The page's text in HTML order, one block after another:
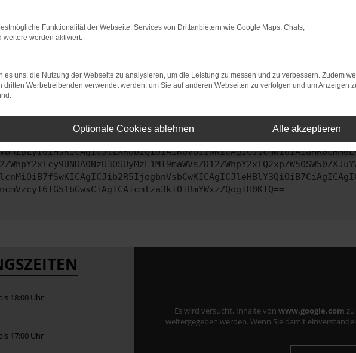
bestimmter Seiten verhindern. Funktioniert die Seite in einem anderen
beheben.
auf dem neuesten Stand sind.
kann auch dazu führen, dass bestimmte Funktionen nicht mehr unterstützt
uns bitte. Wir werden versuchen, das Problem zu beheben. Du kannst uns
18:00 Uhr
17:00 Uhr
Es wird versucht, Inhalte von www.google.com
weitergegeben werden. Wenn Sie damit
Funktionalität der Webseite. Services von Drittanbietern wie Google Maps, Chats,
weitere werden aktiviert.
es uns, die Nutzung der Webseite zu analysieren, um die Leistung zu messen und zu verbessern. Zudem
dritten Werbetreibenden verwendet werden, um Sie auf anderen Webseiten zu verfolgen und um Anzeigen
Optionale Cookies ablehnen Alle akzeptieren